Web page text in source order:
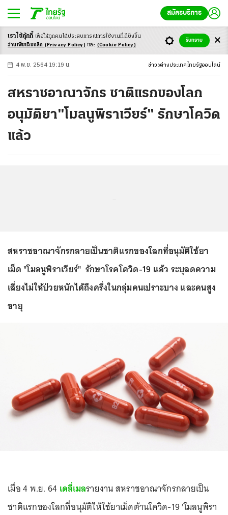
สมัครบริการ
-ก ก ก+
4 พ.ย. 2564 19:19 น. ข่าว ต่างประเทศ ไทยรัฐออนไลน์
สหราชอาณาจักร ชาติแรกของโลก
อนุมัติยา"โมลนูพิราเวียร์" รักษาโควิด
แล้ว
สหราชอาณาจักรกลายเป็นชาติแรกของโลกที่อนุมัติใช้ยา
เม็ด "โมลนูพิราเวียร์" รักษาโรคโควิด-19 แล้ว ระบุลดความ
เสี่ยงไม่ให้ป่วยหนักได้ถึงครึ่งในกลุ่มคนเปราะบาง และคนสูง
อายุ
เมื่อ 4 พ.ย. 64 เดลี่เมลรายงาน สหราชอาณาจักรกลายเป็น
ชาติแรกของโลกที่อนุมัติให้ใช้ยาเม็ดต้านโควิด-19 'โมลนูพิรา
เราใช้คุ้กกี้ เพื่อให้ทุกคนได้ประสบการณ์การใช้งานที่ดียิ่งขึ้น
อ่านเพิ่มเติมคลิก (Privacy Policy) และ (Cookie Policy)
รับทราบ